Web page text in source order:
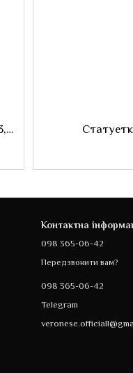
Статуетка "Атлас, що тримає Небесну Сферу", 13,5 см
Контактна
098 365-06-42
Передзвонити вам?
098 365-06-42
Telegram